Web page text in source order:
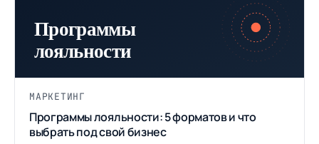
МАРКЕТИНГ
Программы лояльности: 5 форматов и что
выбрать под свой бизнес